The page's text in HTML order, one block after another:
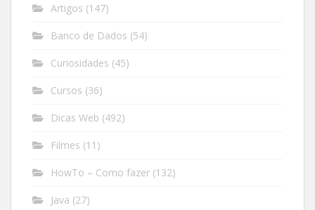
Artigos (147)
Banco de Dados (54)
Curiosidades (45)
Cursos (36)
Dicas Web (492)
Filmes (11)
HowTo – Como fazer (132)
Java (27)